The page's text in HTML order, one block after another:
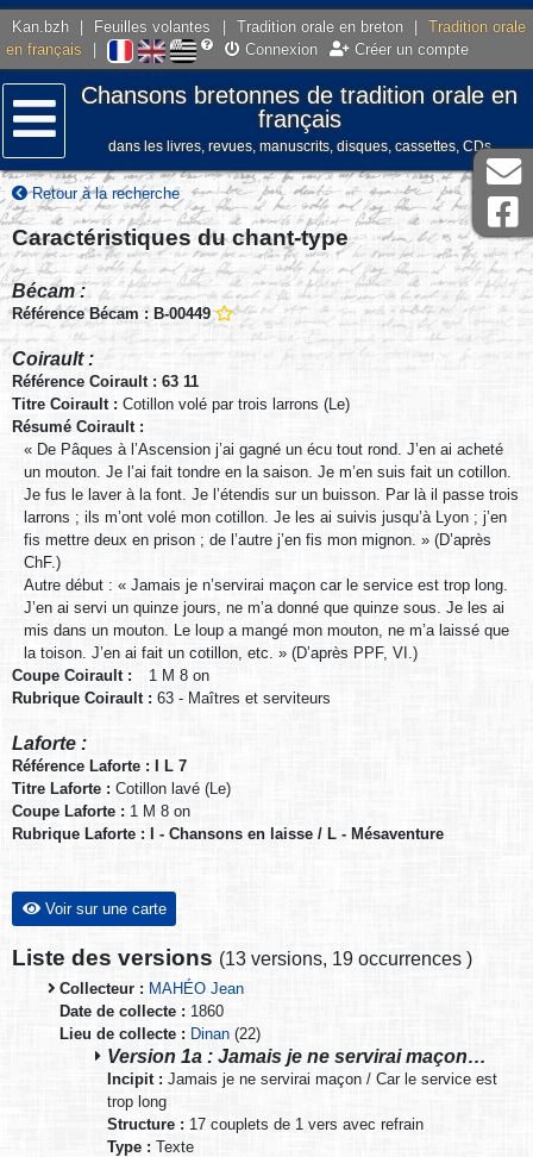
Kan.bzh Feuilles volantes Tradition orale en breton
Tradition orale
en français
Connexion Créer un compte
Menu
Chansons bretonnes de tradition orale en
français
dans les livres, revues, manuscrits, disques, cassettes, CDs
Retour à la recherche
Caractéristiques du chant-type
Bécam :
Référence Bécam : B-00449
Coirault :
Référence Coirault : 63 11
Titre Coirault : Cotillon volé par trois larrons (Le)
Résumé Coirault :
« De Pâques à l’Ascension j’ai gagné un écu tout rond. J’en ai acheté
un mouton. Je l’ai fait tondre en la saison. Je m’en suis fait un cotillon.
Je fus le laver à la font. Je l’étendis sur un buisson. Par là il passe trois
larrons ; ils m’ont volé mon cotillon. Je les ai suivis jusqu’à Lyon ; j’en
fis mettre deux en prison ; de l’autre j’en fis mon mignon. » (D’après
ChF.)
Autre début : « Jamais je n’servirai maçon car le service est trop long.
J’en ai servi un quinze jours, ne m’a donné que quinze sous. Je les ai
mis dans un mouton. Le loup a mangé mon mouton, ne m’a laissé que
la toison. J’en ai fait un cotillon, etc. » (D’après PPF, VI.)
Coupe Coirault :
1 M 8 on
Rubrique Coirault : 63 - Maîtres et serviteurs
Laforte :
Référence Laforte : I L 7
Titre Laforte : Cotillon lavé (Le)
Coupe Laforte : 1 M 8 on
Rubrique Laforte : I - Chansons en laisse / L - Mésaventure
Voir sur une carte
Liste des versions (13 versions, 19 occurrences )
Collecteur : MAHÉO Jean
Date de collecte : 1860
Lieu de collecte : Dinan (22)
Version 1a : Jamais je ne servirai maçon…
Incipit : Jamais je ne servirai maçon / Car le service est
trop long
Structure : 17 couplets de 1 vers avec refrain
Type : Texte